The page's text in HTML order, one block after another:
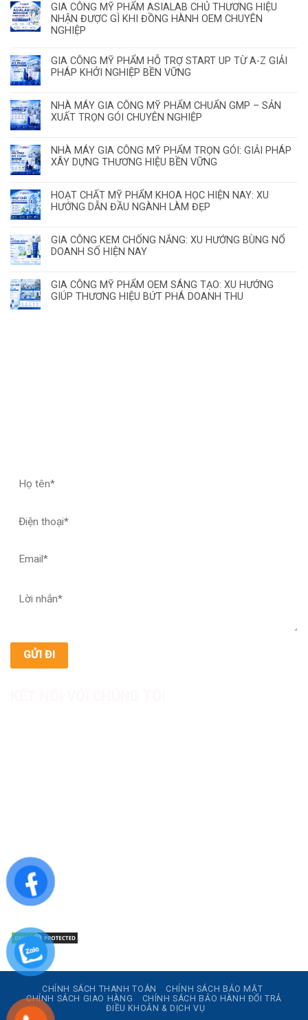
GIA CÔNG MỸ PHẨM ASIALAB CHỦ THƯƠNG HIỆU
NHẬN ĐƯỢC GÌ KHI ĐỒNG HÀNH OEM CHUYÊN
NGHIỆP
GIA CÔNG MỸ PHẨM HỖ TRỢ START UP TỪ A-Z GIẢI
PHÁP KHỞI NGHIỆP BỀN VỮNG
NHÀ MÁY GIA CÔNG MỸ PHẨM CHUẨN GMP – SẢN
XUẤT TRỌN GÓI CHUYÊN NGHIỆP
NHÀ MÁY GIA CÔNG MỸ PHẨM TRỌN GÓI: GIẢI PHÁP
XÂY DỰNG THƯƠNG HIỆU BỀN VỮNG
HOẠT CHẤT MỸ PHẨM KHOA HỌC HIỆN NAY: XU
HƯỚNG DẪN ĐẦU NGÀNH LÀM ĐẸP
GIA CÔNG KEM CHỐNG NẮNG: XU HƯỚNG BÙNG NỔ
DOANH SỐ HIỆN NAY
GIA CÔNG MỸ PHẨM OEM SÁNG TẠO: XU HƯỚNG
GIÚP THƯƠNG HIỆU BỨT PHÁ DOANH THU
Website: https://asialab.com.vn/
Email: giacongasialab@gmail.com
CHÍNH SÁCH THANH TOÁN
CHÍNH SÁCH BẢO MẬT
CHÍNH SÁCH GIAO HÀNG
CHÍNH SÁCH BẢO HÀNH ĐỔI TRẢ
ĐIỀU KHOẢN & DỊCH VỤ